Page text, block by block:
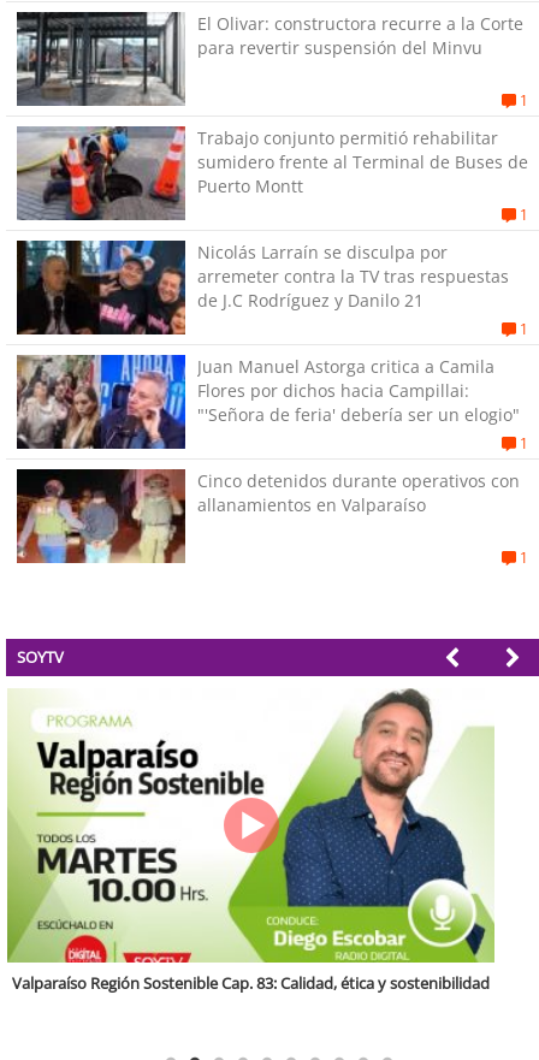
El Olivar: constructora recurre a la Corte
para revertir suspensión del Minvu
1
Trabajo conjunto permitió rehabilitar
sumidero frente al Terminal de Buses de
Puerto Montt
1
Nicolás Larraín se disculpa por
arremeter contra la TV tras respuestas
de J.C Rodríguez y Danilo 21
1
Juan Manuel Astorga critica a Camila
Flores por dichos hacia Campillai:
"'Señora de feria' debería ser un elogio"
1
Cinco detenidos durante operativos con
allanamientos en Valparaíso
1
SOYTV